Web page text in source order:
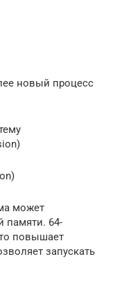
новый процесс
может
памяти. 64-
повышает
запускать